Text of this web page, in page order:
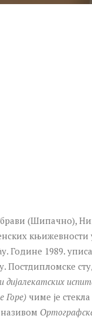
(Шипачно),
1989.
Постдипломске
дијалекатских
Горе) чиме је